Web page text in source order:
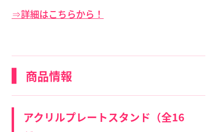
⇒詳細はこちらから！
商品情報
アクリルプレートスタンド（全16